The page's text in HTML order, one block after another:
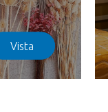
Vista